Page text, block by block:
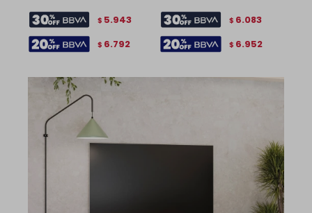
$ 5.943
$ 6.792
$ 6.083
$ 6.952